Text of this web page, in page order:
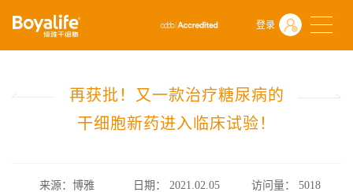
登录
首页 什么是干细胞
前沿动态
再获批！又一款治疗糖尿病的干细胞新药进入临床试验！
再获批！又一款治疗糖尿病的
干细胞新药进入临床试验！
来源：博雅 日期： 2021.02.05 访问量：5018